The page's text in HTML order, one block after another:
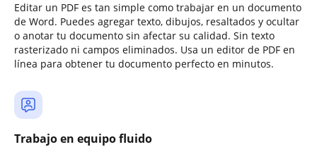
Editar un PDF es tan simple como trabajar en un documento
de Word. Puedes agregar texto, dibujos, resaltados y ocultar
o anotar tu documento sin afectar su calidad. Sin texto
rasterizado ni campos eliminados. Usa un editor de PDF en
línea para obtener tu documento perfecto en minutos.
Trabajo en equipo fluido